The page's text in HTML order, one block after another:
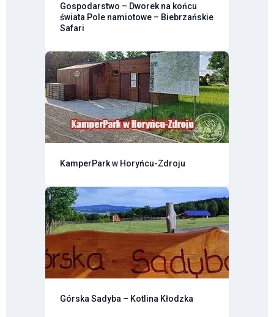
Gospodarstwo – Dworek na końcu
świata Pole namiotowe – Biebrzańskie
Safari
KamperPark w Horyńcu-Zdroju
Górska Sadyba – Kotlina Kłodzka